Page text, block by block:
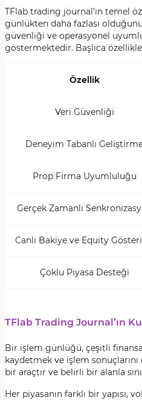
TFlab trading journal’ın temel
günlükten daha fazlası
güvenliği ve operasyonel
göstermektedir. Başlıca
Özellik
Veri Güvenliği
Deneyim Tabanlı
Prop Firma Uyumluluğu
Gerçek Zamanlı
Canlı Bakiye ve Equity
Çoklu Piyasa Desteği
TFlab Trading Journal’ın
Bir işlem günlüğü, çeşitli
kaydetmek ve işlem
bir araçtır ve belirli bir alanla
Her piyasanın farklı bir yapısı,